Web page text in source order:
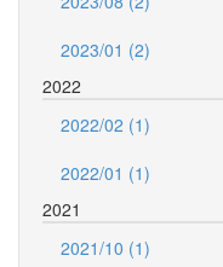
2023/01 (2)
2022
2022/02 (1)
2022/01 (1)
2021
2021/10 (1)